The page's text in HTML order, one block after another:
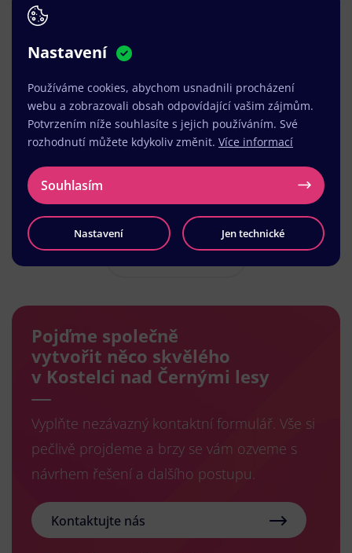
Pojďme společně
vytvořit něco skvělého
v Kostelci nad Černými lesy
Vyplňte nezávazný kontaktní formulář. Vše si
pečlivě projdeme a brzy se vám ozveme s
návrhem řešení a dalšího postupu.
Kontaktujte nás
Nastavení
Používáme cookies, abychom usnadnili procházení
webu a zobrazovali obsah odpovídající vašim zájmům.
Potvrzením níže souhlasíte s jejich používáním. Své
rozhodnutí můžete kdykoliv změnit. Více informací
Souhlasím
Nastavení Jen technické